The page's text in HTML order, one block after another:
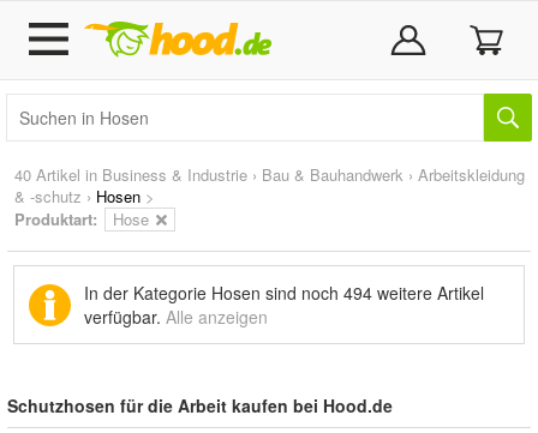
40 Artikel in Business & Industrie › Bau & Bauhandwerk › Arbeitskleidung
& -schutz › Hosen >
Produktart:
Hose
In der Kategorie Hosen sind noch 494 weitere Artikel
verfügbar. Alle anzeigen
Schutzhosen für die Arbeit kaufen bei Hood.de